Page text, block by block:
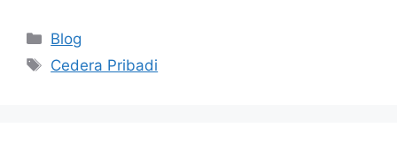
Kategori
Blog
Tag
Cedera Pribadi